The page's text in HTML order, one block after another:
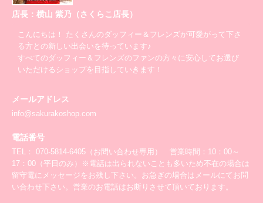
店長：横山 紫乃（さくらこ店長）
こんにちは！ たくさんのダッフィー＆フレンズが可愛がって下さ
る方との新しい出会いを待っています♪
すべてのダッフィー＆フレンズのファンの方々に安心してお選び
いただけるショップを目指していきます！
メールアドレス
info@sakurakoshop.com
電話番号
TEL： 070-5814-6405（お問い合わせ専用） 営業時間：10：00～
17：00（平日のみ）※電話は出られないことも多いため不在の場合は
留守電にメッセージをお残し下さい。お急ぎの場合はメールにてお問
い合わせ下さい。営業のお電話はお断りさせて頂いております。